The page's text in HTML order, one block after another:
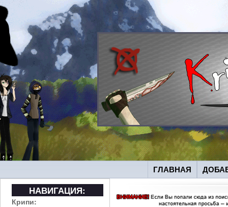
ГЛАВНАЯ
НАВИГАЦИЯ:
Крипи: